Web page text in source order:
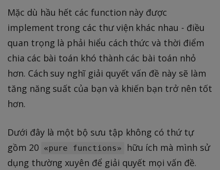
Mặc dù hầu hết các function này được
implement trong các thư viện khác nhau - điều
quan trọng là phải hiểu cách thức và thời điểm
chia các bài toán khó thành các bài toán nhỏ
hơn. Cách suy nghĩ giải quyết vấn đề này sẽ làm
tăng năng suất của bạn và khiến bạn trở nên tốt
hơn.
Dưới đây là một bộ sưu tập không có thứ tự
gồm 20 «pure functions»
hữu ích mà mình sử
dụng thường xuyên để giải quyết mọi vấn đề.